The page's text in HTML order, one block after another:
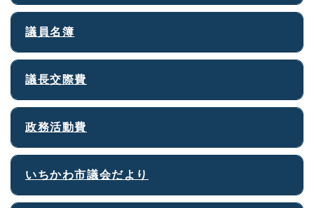
議員名簿
議長交際費
政務活動費
いちかわ市議会だより